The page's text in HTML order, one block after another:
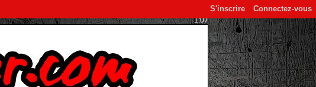
Connectez-vous
S'inscrire
1:07